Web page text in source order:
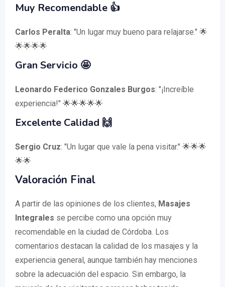
Muy Recomendable 👍
Carlos Peralta: "Un lugar muy bueno para relajarse." 🌟
🌟🌟🌟🌟
Gran Servicio 🤩
Leonardo Federico Gonzales Burgos: "¡Increíble
experiencia!" 🌟🌟🌟🌟🌟
Excelente Calidad 🙌
Sergio Cruz: "Un lugar que vale la pena visitar." 🌟🌟🌟
🌟🌟
Valoración Final
A partir de las opiniones de los clientes, Masajes
Integrales se percibe como una opción muy
recomendable en la ciudad de Córdoba. Los
comentarios destacan la calidad de los masajes y la
experiencia general, aunque también hay menciones
sobre la adecuación del espacio. Sin embargo, la